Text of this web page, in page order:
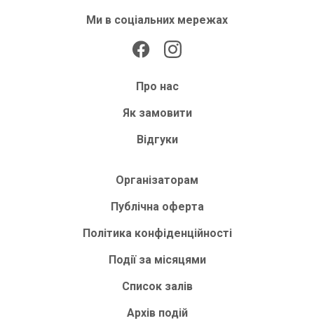
Ми в соціальних мережах
Про нас
Як замовити
Відгуки
Організаторам
Публічна оферта
Політика конфіденційності
Події за місяцями
Список залів
Архів подій